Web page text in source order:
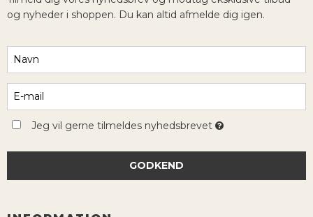
og nyheder i shoppen. Du kan altid afmelde dig igen.
Jeg vil gerne tilmeldes nyhedsbrevet
GODKEND